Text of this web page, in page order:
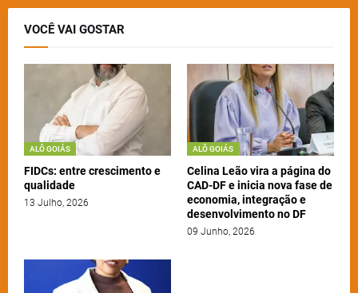
VOCÊ VAI GOSTAR
ALÔ GOIÁS
FIDCs: entre crescimento e
qualidade
13 Julho, 2026
ALÔ GOIÁS
Celina Leão vira a página do
CAD-DF e inicia nova fase de
economia, integração e
desenvolvimento no DF
09 Junho, 2026